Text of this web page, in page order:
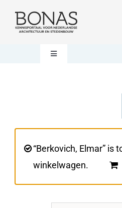
naar
Berichten
Steun BONAS
Toggle
Winkelwagen“Berkovich, Elmar” is
winkelwagen.